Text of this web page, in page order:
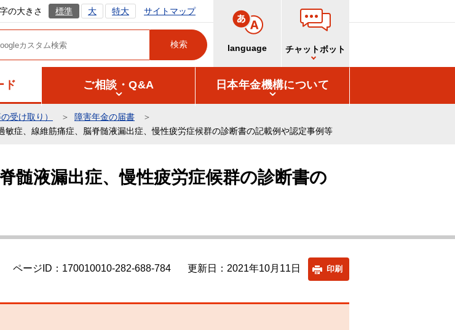
の大きさ 標準 大 特大 サイトマップ
language チャットボット
ド ご相談・Q&A 日本年金機構について
受け取り）
障害年金の届書
敏症、線維筋痛症、脳脊髄液漏出症、慢性疲労症候群の診断書の記載例や認定事例等
髄液漏出症、慢性疲労症候群の診断書の
ページID：170010010-282-688-784 更新日：2021年10月11日 印刷